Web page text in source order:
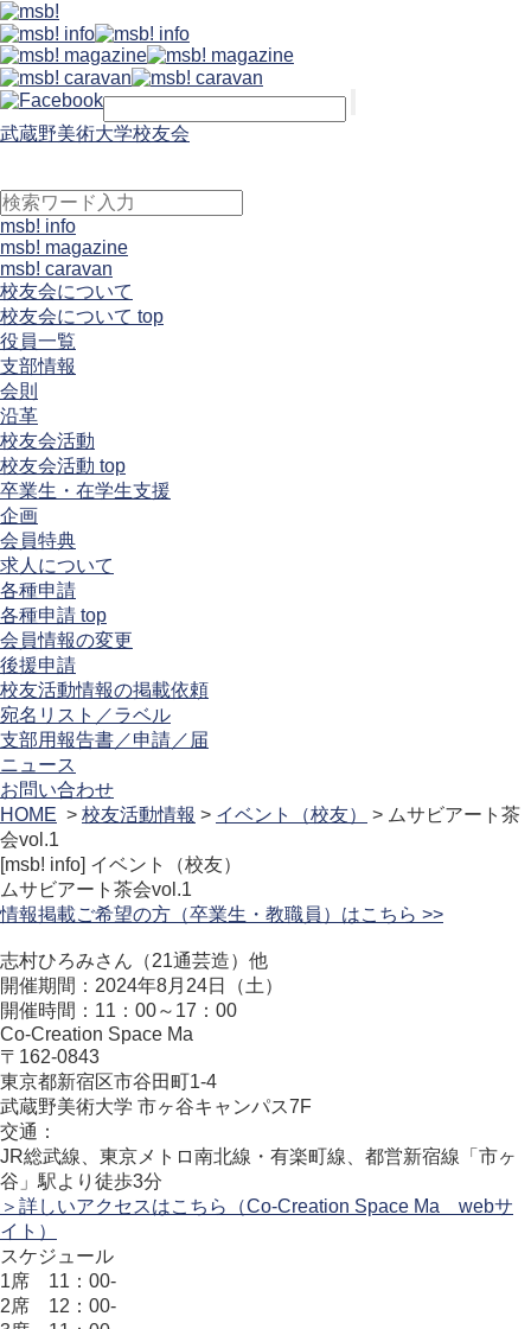
武蔵野美術大学校友会
msb! info
msb! magazine
msb! caravan
校友会について
校友会について top
役員一覧
支部情報
会則
沿革
校友会活動
校友会活動 top
卒業生・在学生支援
企画
会員特典
求人について
各種申請
各種申請 top
会員情報の変更
後援申請
校友活動情報の掲載依頼
宛名リスト／ラベル
支部用報告書／申請／届
ニュース
お問い合わせ
HOME > 校友活動情報 > イベント（校友）
> ムサビアート茶
会vol.1
[msb! info] イベント（校友）
ムサビアート茶会vol.1
情報掲載ご希望の方（卒業生・教職員）はこちら >>
志村ひろみさん（21通芸造）他
開催期間：2024年8月24日（土）
開催時間：11：00～17：00
Co-Creation Space Ma
〒162-0843
東京都新宿区市谷田町1-4
武蔵野美術大学 市ヶ谷キャンパス7F
交通：
JR総武線、東京メトロ南北線・有楽町線、都営新宿線「市ヶ
谷」駅より徒歩3分
＞詳しいアクセスはこちら（Co-Creation Space Ma webサ
イト）
スケジュール
1席 11：00-
2席 12：00-